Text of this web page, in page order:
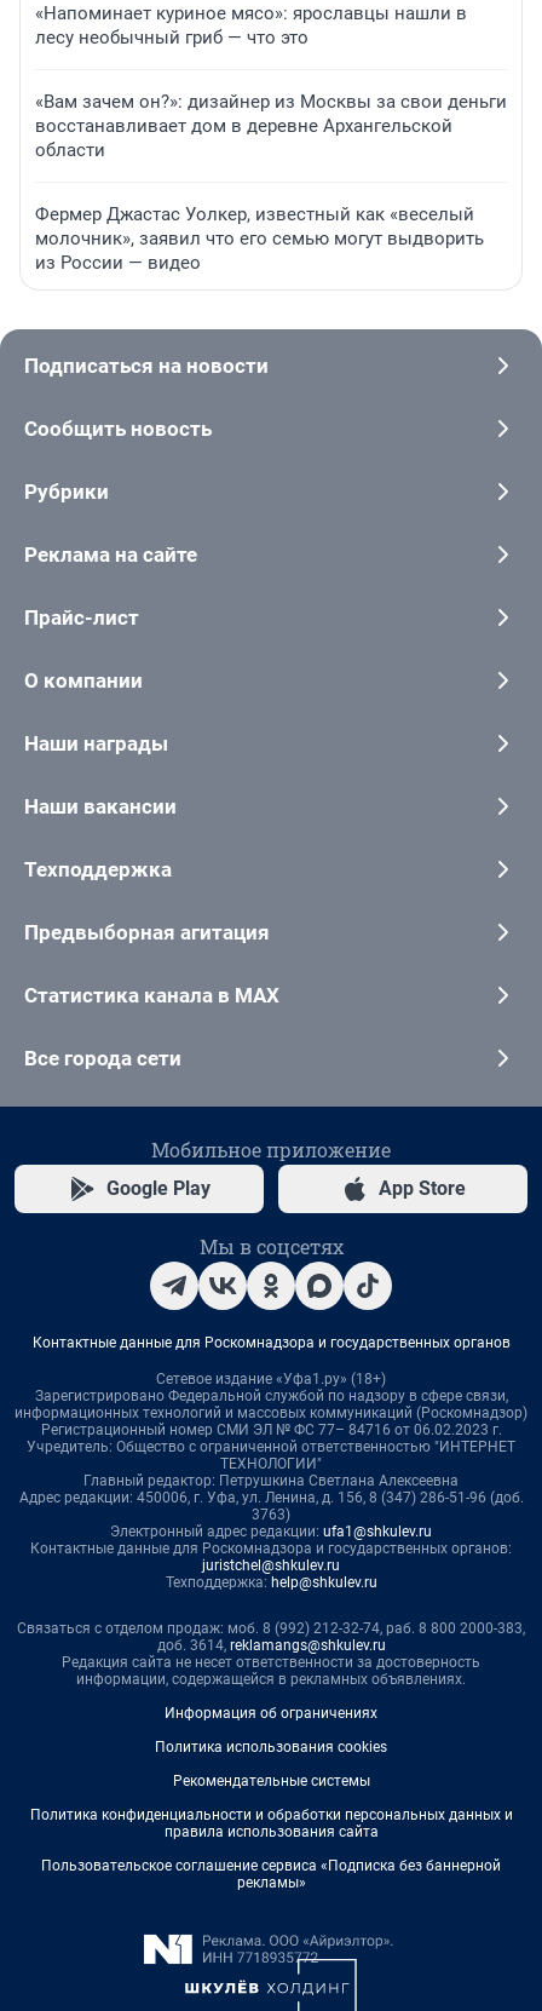
«Напоминает куриное мясо»: ярославцы нашли в
лесу необычный гриб — что это
«Вам зачем он?»: дизайнер из Москвы за свои деньги
восстанавливает дом в деревне Архангельской
области
Фермер Джастас Уолкер, известный как «веселый
молочник», заявил что его семью могут выдворить
из России — видео
Подписаться на новости
Сообщить новость
Рубрики
Реклама на сайте
Прайс-лист
О компании
Наши награды
Наши вакансии
Техподдержка
Предвыборная агитация
Статистика канала в MAX
Все города сети
Мобильное приложение
Google Play App Store
Мы в соцсетях
Контактные данные для Роскомнадзора и государственных органов
Сетевое издание «Уфа1.ру» (18+)
Зарегистрировано Федеральной службой по надзору в сфере связи,
информационных технологий и массовых коммуникаций (Роскомнадзор)
Регистрационный номер СМИ ЭЛ № ФС 77– 84716 от 06.02.2023 г.
Учредитель: Общество с ограниченной ответственностью "ИНТЕРНЕТ
ТЕХНОЛОГИИ"
Главный редактор: Петрушкина Светлана Алексеевна
Адрес редакции: 450006, г. Уфа, ул. Ленина, д. 156, 8 (347) 286-51-96 (доб.
3763)
Электронный адрес редакции: ufa1@shkulev.ru
Контактные данные для Роскомнадзора и государственных органов:
juristchel@shkulev.ru
Техподдержка: help@shkulev.ru
Связаться с отделом продаж: моб. 8 (992) 212-32-74, раб. 8 800 2000-383,
доб. 3614, reklamangs@shkulev.ru
Редакция сайта не несет ответственности за достоверность
информации, содержащейся в рекламных объявлениях.
Информация об ограничениях
Политика использования cookies
Рекомендательные системы
Политика конфиденциальности и обработки персональных данных и
правила использования сайта
Пользовательское соглашение сервиса «Подписка без баннерной
рекламы»